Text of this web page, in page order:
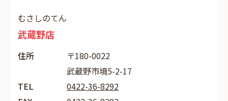
むさしのてん
武蔵野店
住所
〒180-0022
武蔵野市境5-2-17
TEL
0422-36-8292